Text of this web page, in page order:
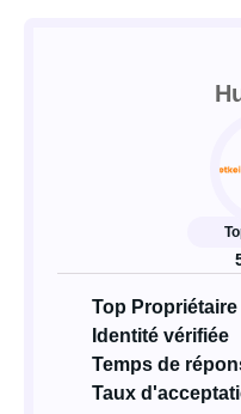
Top Propriétaire
Identité vérifiée
Temps de
Taux